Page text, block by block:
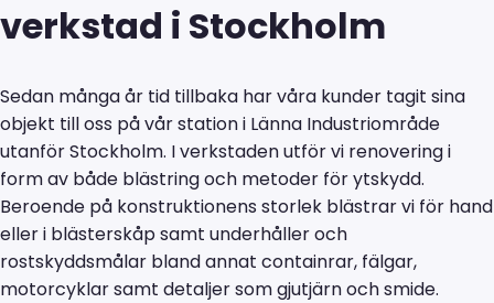
verkstad i Stockholm
Sedan många år tid tillbaka har våra kunder tagit sina
objekt till oss på vår station i Länna Industriområde
utanför Stockholm. I verkstaden utför vi renovering i
form av både blästring och metoder för ytskydd.
Beroende på konstruktionens storlek blästrar vi för hand
eller i blästerskåp samt underhåller och
rostskyddsmålar bland annat containrar, fälgar,
motorcyklar samt detaljer som gjutjärn och smide.